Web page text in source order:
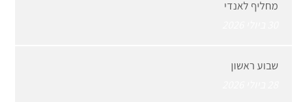
מחליף לאנדי
שבוע ראשון